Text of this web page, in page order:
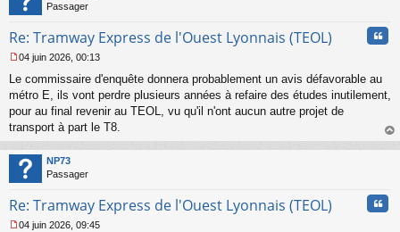
Passager
Re: Tramway Express de l'Ouest Lyonnais (TEOL)
e
s
s
g
n
o
l
u
04 juin 2026, 00:13
Le commissaire d'enquête donnera probablement un avis défavorable au
métro E, ils vont perdre plusieurs années à refaire des études inutilement,
pour au final revenir au TEOL, vu qu'il n'ont aucun autre projet de
transport à part le T8.
au
NP73
Passager
Re: Tramway Express de l'Ouest Lyonnais (TEOL)
04 juin 2026, 09:45